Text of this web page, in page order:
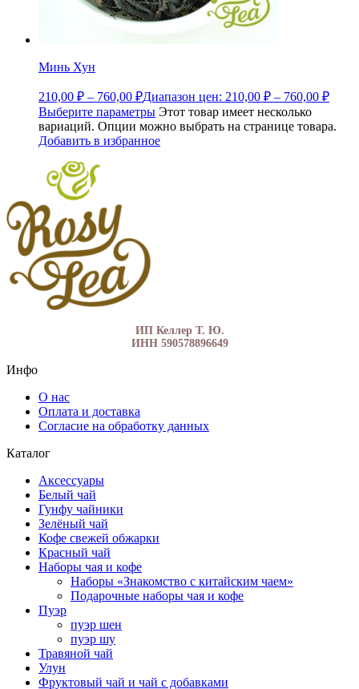
Минь Хун
210,00 ₽ – 760,00 ₽Диапазон цен: 210,00 ₽ – 760,00 ₽
Выберите параметры Этот товар имеет несколько
вариаций. Опции можно выбрать на странице товара.
Добавить в избранное
ИП Келлер Т. Ю.
ИНН 590578896649
Инфо
О нас
Оплата и доставка
Согласие на обработку данных
Каталог
Аксессуары
Белый чай
Гунфу чайники
Зелёный чай
Кофе свежей обжарки
Красный чай
Наборы чая и кофе
Наборы «Знакомство с китайским чаем»
Подарочные наборы чая и кофе
Пуэр
пуэр шен
пуэр шу
Травяной чай
Улун
Фруктовый чай и чай с добавками